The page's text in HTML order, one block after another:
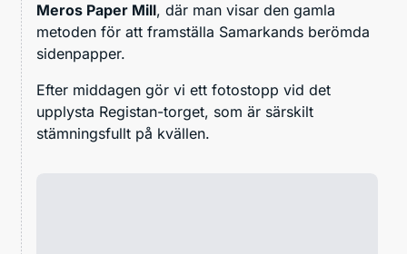
Meros Paper Mill, där man visar den gamla
metoden för att framställa Samarkands berömda
sidenpapper.
Efter middagen gör vi ett fotostopp vid det
upplysta Registan-torget, som är särskilt
stämningsfullt på kvällen.